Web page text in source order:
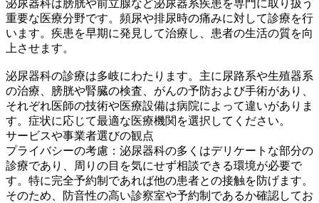
泌尿器科は膀胱や前立腺など泌尿器系疾患を専門に取り扱う
重要な医療分野です。頻尿や排尿時の痛みに対して診療を行
います。疾患を早期に発見して治療し、患者の生活の質を向
上させます。
泌尿器科の診療は多岐にわたります。主に尿路系や生殖器系
の治療、膀胱や腎臓の検査、がんの予防および手術があり、
それぞれ医師の技術や医療設備は病院によって違いがありま
す。症状に応じて最適な医療機関を選択してください。
サービスや事業者選びの観点
プライバシーの考慮：泌尿器科の多くはデリケートな部分の
診療であり、周りの目を気にせず相談できる環境が必要で
す。特に完全予約制であれば他の患者との接触を防げます。
そのため、防音性の高い診察室や予約制であるか確認してお